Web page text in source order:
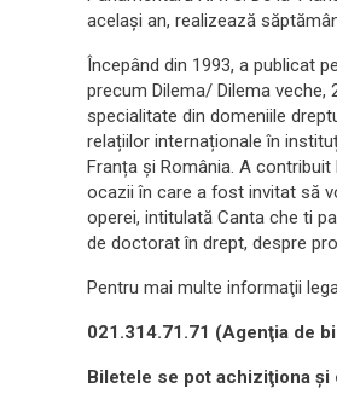
același an, realizează
Începând din 1993, a publicat
precum Dilema/ Dilema veche,
specialitate din domeniile
relațiilor internaționale în
Franța și România. A
ocazii în care a fost invitat să
operei, intitulată Canta che ti
de doctorat în drept, despre
Pentru mai multe informaţii
021.314.71.71 (Agenţia de
Biletele se pot achiziţiona